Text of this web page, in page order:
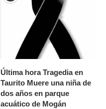
Última hora Tragedia en
Taurito Muere una niña de
dos años en parque
acuático de Mogán